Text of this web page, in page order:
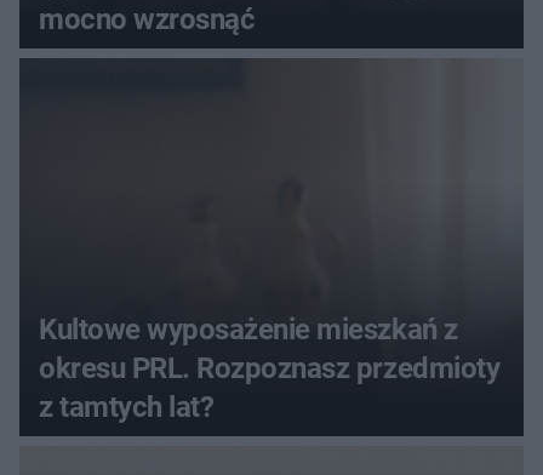
mocno wzrosnąć
Kultowe wyposażenie mieszkań z
okresu PRL. Rozpoznasz przedmioty
z tamtych lat?